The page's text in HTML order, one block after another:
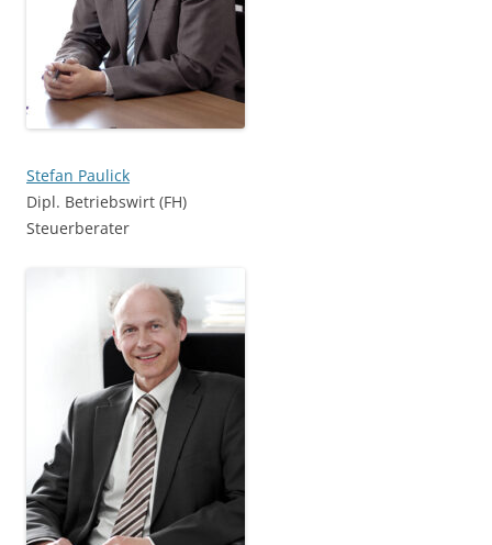
Stefan Paulick
Dipl. Betriebswirt (FH)
Steuerberater